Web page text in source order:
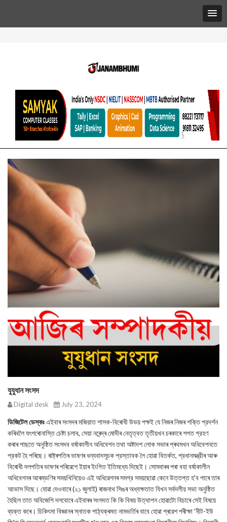
যুযুধান সংসদ
Digital desk July 23, 2024
ডিজিটেল ডেস্কঃএইবাৰ সংসদৰ মজিয়াত শাসক-বিৰোধী উভয় পক্ষই যে নিজৰ নিজৰ শক্তি প্রদর্শন
কৰিবলৈ যৎপৰোনাস্তি চেষ্টা চলাব, সেয়া নৰেন্দ্ৰ মোদীৰ নেতৃত্বত তৃতীয়খন চৰকাৰে শপত গ্রহণ
কৰাৰ পাছতে অনুষ্ঠিত সংসদব বর্ষাকালীন অধিবেশন তথা অষ্টাদশ লোক সভাৰ প্ৰথমখন অধিবেশনতে
প্রকট হৈ পৰিছে। ৰাষ্ট্ৰপতিৰ ভাষণৰ ধন্যবাদসূচক প্রস্তাবক লৈ হোৱা বিতৰ্কত, প্রধানমন্ত্রীৰ আৰু
বিৰোধী দলপতিৰ ভাষণৰ পৰিৱেশে ইয়াৰ ইংগিত ইতিমধ্যে দিছেই। সোমবাৰৰ পৰা বহা বর্ষাকালীন
অধিবেশনৰ আৰম্ভণিৰ সময়খিনিয়েও এই অধিৱেশনৰ সমগ্র সময়ছোৱা কেনে উত্তপ্ত হ'ব পাৰে তাৰ
আভাস দিছে। যোৱা দেওবাৰে (২১ জুলাই) ৰাজনাথ সিঙৰ অধ্যক্ষতাত যিখন সর্বদলীয় সভা অনুষ্ঠিত
হৈছিল তাত অবিজেপি দলবোৰে এইবাৰৰ সংসদত কি কি বিষয় উত্থাপন হোৱাটো বিচাৰে সেই বিষয়ে
ব্যক্ত কৰে। চিকিৎসা বিজ্ঞানৰ স্নাতক পাঠ্যক্ৰমত নামভৰ্তিৰ বাবে হোৱা প্ৰৱেশ পৰীক্ষা 'নীট-ইউ